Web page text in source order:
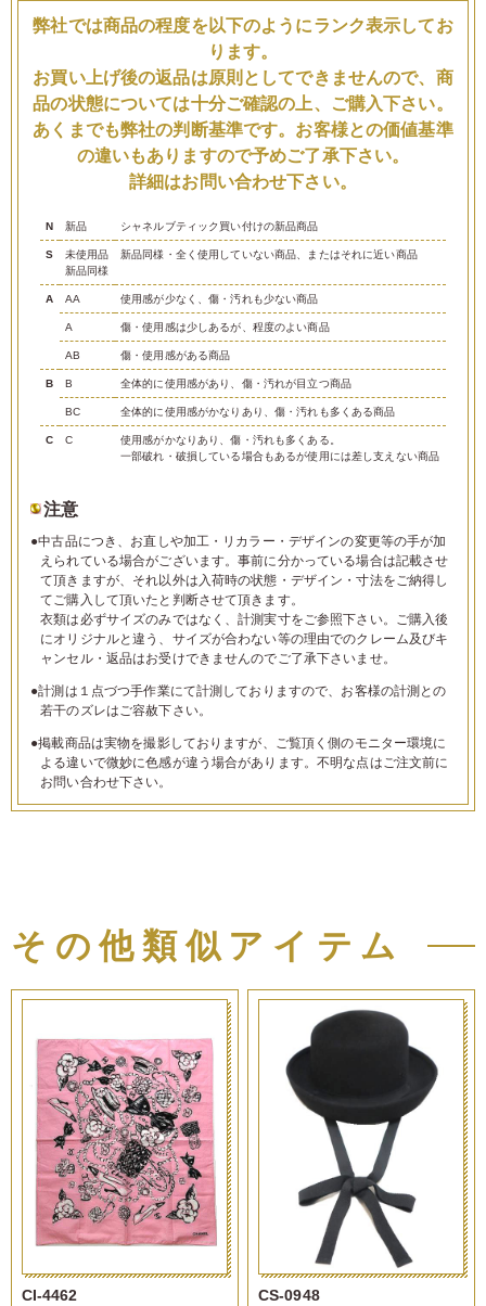
弊社では商品の程度を以下のようにランク表示してお
ります。
お買い上げ後の返品は原則としてできませんので、商
品の状態については十分ご確認の上、ご購入下さい。
あくまでも弊社の判断基準です。お客様との価値基準
の違いもありますので予めご了承下さい。
詳細はお問い合わせ下さい。
N 新品 シャネルブティック買い付けの新品商品
S
未使用品
新品同様
新品同様・全く使用していない商品、またはそれに近い商品
A AA 使用感が少なく、傷・汚れも少ない商品
A 傷・使用感は少しあるが、程度のよい商品
AB 傷・使用感がある商品
B B 全体的に使用感があり、傷・汚れが目立つ商品
BC 全体的に使用感がかなりあり、傷・汚れも多くある商品
C C
使用感がかなりあり、傷・汚れも多くある。
一部破れ・破損している場合もあるが使用には差し支えない商品
注意
●中古品につき、お直しや加工・リカラー・デザインの変更等の手が加
えられている場合がございます。事前に分かっている場合は記載させ
て頂きますが、それ以外は入荷時の状態・デザイン・寸法をご納得し
てご購入して頂いたと判断させて頂きます。
衣類は必ずサイズのみではなく、計測実寸をご参照下さい。ご購入後
にオリジナルと違う、サイズが合わない等の理由でのクレーム及びキ
ャンセル・返品はお受けできませんのでご了承下さいませ。
●計測は１点づつ手作業にて計測しておりますので、お客様の計測との
若干のズレはご容赦下さい。
●掲載商品は実物を撮影しておりますが、ご覧頂く側のモニター環境に
よる違いで微妙に色感が違う場合があります。不明な点はご注文前に
お問い合わせ下さい。
その他類似アイテム
CI-4462
CS-0948